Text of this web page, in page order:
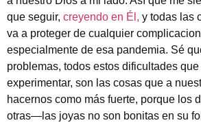
que seguir, creyendo en Él, y todas las
va a proteger de cualquier
especialmente de esa pandemia. Sé
problemas, todos estos dificultades que
experimentar, son las cosas que a
hacernos como más fuerte, porque los
otras—las joyas no son bonitas en su